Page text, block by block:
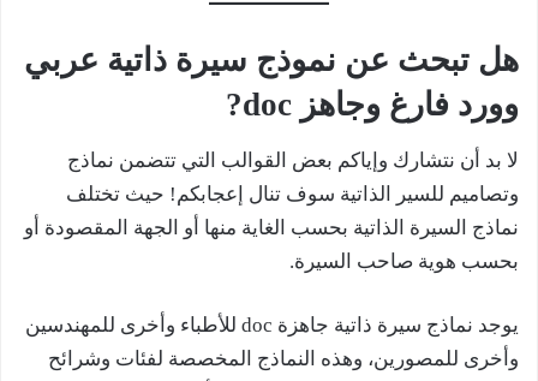
هل تبحث عن نموذج سيرة ذاتية عربي
وورد فارغ وجاهز doc?
لا بد أن نتشارك وإياكم بعض القوالب التي تتضمن نماذج
وتصاميم للسير الذاتية سوف تنال إعجابكم! حيث تختلف
نماذج السيرة الذاتية بحسب الغاية منها أو الجهة المقصودة أو
بحسب هوية صاحب السيرة.
يوجد نماذج سيرة ذاتية جاهزة doc للأطباء وأخرى للمهندسين
وأخرى للمصورين، وهذه النماذج المخصصة لفئات وشرائح